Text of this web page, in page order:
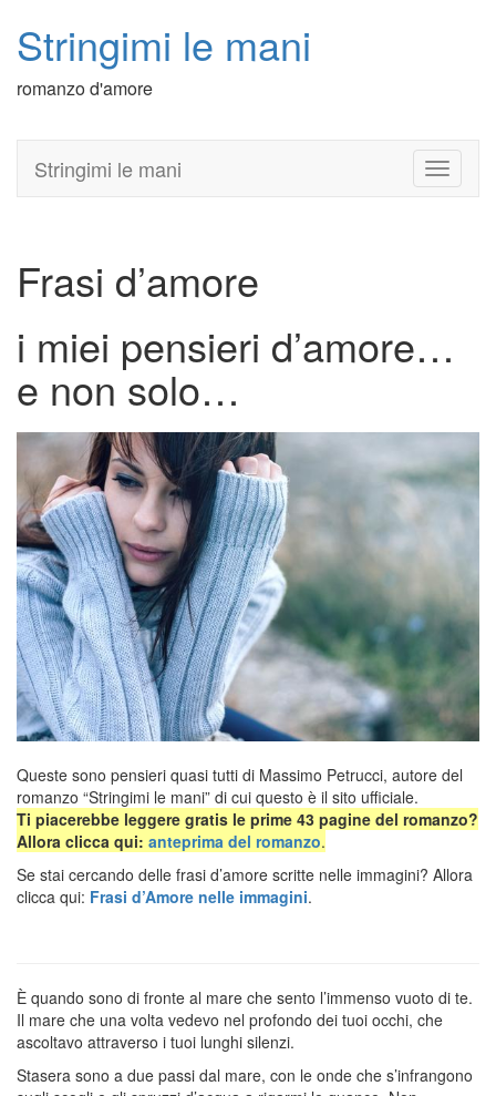
Stringimi le mani
romanzo d'amore
T
o
t
o
Stringimi le mani
Frasi d’amore
i miei pensieri d’amore…
e non solo…
Queste sono pensieri quasi tutti di Massimo Petrucci, autore del
romanzo “Stringimi le mani” di cui questo è il sito ufficiale.
Ti piacerebbe leggere gratis le prime 43 pagine del romanzo?
Allora clicca qui: anteprima del romanzo.
Se stai cercando delle frasi d’amore scritte nelle immagini? Allora
clicca qui: Frasi d’Amore nelle immagini.
È quando sono di fronte al mare che sento l’immenso vuoto di te.
Il mare che una volta vedevo nel profondo dei tuoi occhi, che
ascoltavo attraverso i tuoi lunghi silenzi.
Stasera sono a due passi dal mare, con le onde che s’infrangono